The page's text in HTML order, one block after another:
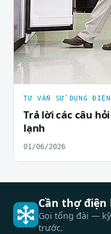
TƯ VẤN SỬ DỤNG
Trả lời các câu
lạnh
01/06/2026
Cần thợ
Gọi tổng đài —
trước.